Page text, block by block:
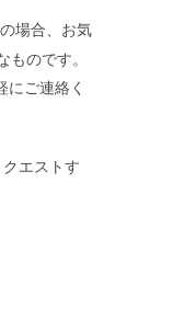
場合、お気
のです。
にご連絡く
エストす